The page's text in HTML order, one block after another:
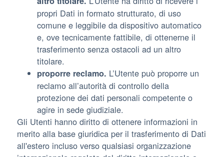
propri Dati in formato strutturato, di uso
comune e leggibile da dispositivo automatico
e, ove tecnicamente fattibile, di ottenerne il
trasferimento senza ostacoli ad un altro
titolare.
proporre reclamo. L’Utente può proporre un
reclamo all’autorità di controllo della
protezione dei dati personali competente o
agire in sede giudiziale.
Gli Utenti hanno diritto di ottenere informazioni in
merito alla base giuridica per il trasferimento di Dati
all'estero incluso verso qualsiasi organizzazione